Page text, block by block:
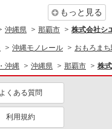
もっと見る
沖縄県 那覇市 株式会社シ
沖縄モノレール おもろま
沖縄 沖縄県 那覇市 株
よくある質問
利用規約